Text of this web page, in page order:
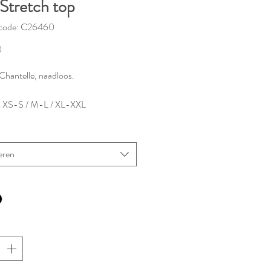
top
C26460
naadloos.
XS-S / M-L / XL-XXL
in verschillende kleuren.